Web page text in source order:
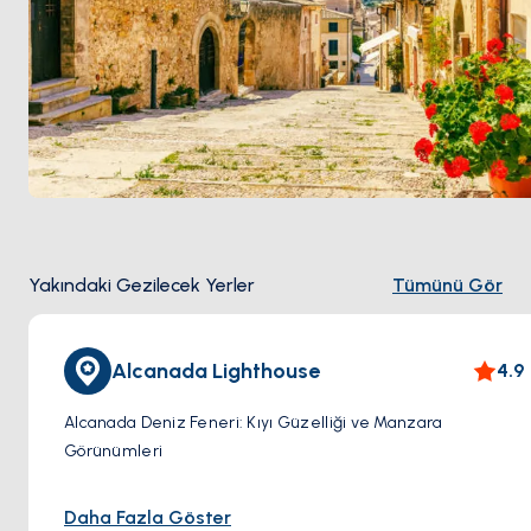
Yakındaki Gezilecek Yerler Tümünü Gör
Alcanada Lighthouse 4.9
Alcanada Deniz Feneri: Kıyı Güzelliği ve Manzara
Görünümleri
Mallorca'nın sahilinden biraz uzakta bulunan küçük
Daha Fazla Göster